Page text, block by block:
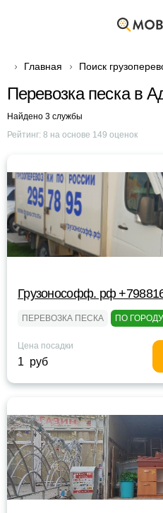
Главная Поиск
Перевозка песка в
Найдено 3 службы
Рейтинг: 8 на основе 149 оценок
Грузонософф. рф
ПЕРЕВОЗКА ПЕСКА ПО ГОРОДУ
Цена посадки
1 руб